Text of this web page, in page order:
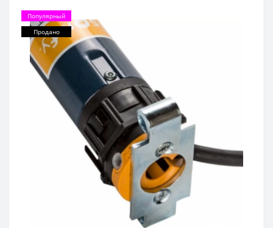
Популярный
Продано